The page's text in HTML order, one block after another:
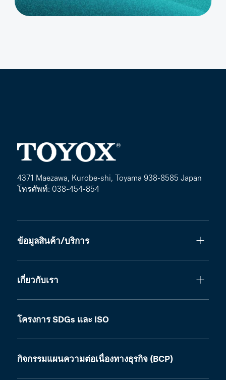
4371 Maezawa, Kurobe-shi, Toyama 938-8585 Japan
โทรศัพท์: 038-454-854
ข้อมูลสินค้า/บริการ
เกี่ยวกับเรา
โครงการ SDGs และ ISO
กิจกรรมแผนความต่อเนื่องทางธุรกิจ (BCP)